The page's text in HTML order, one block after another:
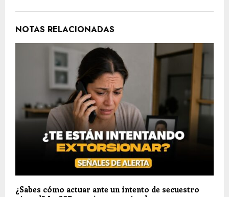
NOTAS RELACIONADAS
¿Sabes cómo actuar ante un intento de secuestro